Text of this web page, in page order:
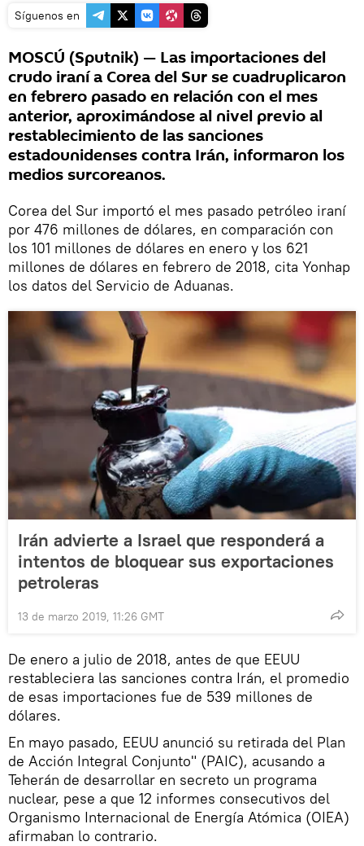
Síguenos en
MOSCÚ (Sputnik) — Las importaciones del
crudo iraní a Corea del Sur se cuadruplicaron
en febrero pasado en relación con el mes
anterior, aproximándose al nivel previo al
restablecimiento de las sanciones
estadounidenses contra Irán, informaron los
medios surcoreanos.
Corea del Sur importó el mes pasado petróleo iraní
por 476 millones de dólares, en comparación con
los 101 millones de dólares en enero y los 621
millones de dólares en febrero de 2018, cita Yonhap
los datos del Servicio de Aduanas.
Irán advierte a Israel que responderá a
intentos de bloquear sus exportaciones
petroleras
13 de marzo 2019, 11:26 GMT
De enero a julio de 2018, antes de que EEUU
restableciera las sanciones contra Irán, el promedio
de esas importaciones fue de 539 millones de
dólares.
En mayo pasado, EEUU anunció su retirada del Plan
de Acción Integral Conjunto" (PAIC), acusando a
Teherán de desarrollar en secreto un programa
nuclear, pese a que 12 informes consecutivos del
Organismo Internacional de Energía Atómica (OIEA)
afirmaban lo contrario.